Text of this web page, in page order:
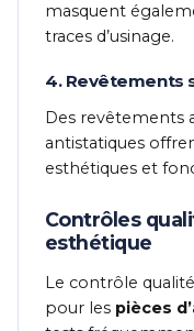
masquent
traces d’usinage.
4. Revêtements
Des revêtements
antistatiques
esthétiques et
Contrôles
esthétique
Le contrôle
pour les pièces